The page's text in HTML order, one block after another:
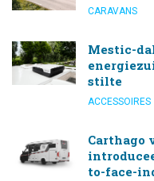
CARAVANS
Mestic-
stilte
ACCESSOIRES
Carthago
to-face-